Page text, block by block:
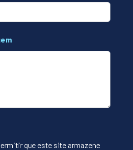
que este site armazene